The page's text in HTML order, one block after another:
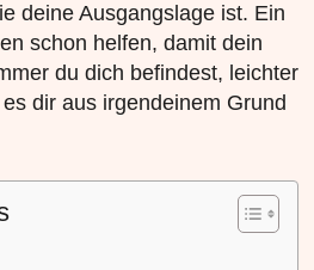
deine Ausgangslage ist. Ein
schon helfen, damit dein
du dich befindest, leichter
dir aus irgendeinem Grund